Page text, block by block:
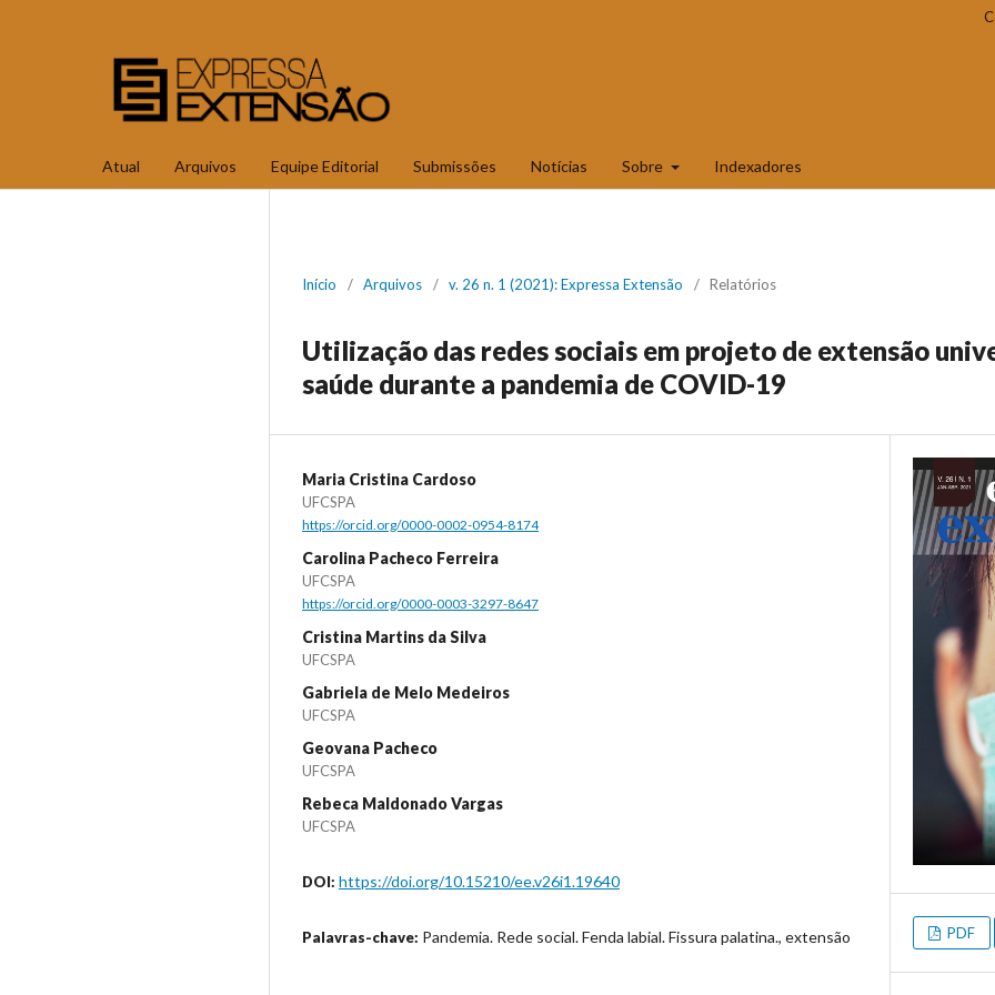
Atual Arquivos Equipe Editorial Submissões Notícias Sobre Indexadores
Início / Arquivos / v. 26 n. 1 (2021): Expressa Extensão / Relatórios
Utilização das redes sociais em projeto de extensão
saúde durante a pandemia de COVID-19
Maria Cristina Cardoso
UFCSPA
https://orcid.org/0000-0002-0954-8174
Carolina Pacheco Ferreira
UFCSPA
https://orcid.org/0000-0003-3297-8647
Cristina Martins da Silva
UFCSPA
Gabriela de Melo Medeiros
UFCSPA
Geovana Pacheco
UFCSPA
Rebeca Maldonado Vargas
UFCSPA
DOI: https://doi.org/10.15210/ee.v26i1.19640
Palavras-chave: Pandemia. Rede social. Fenda labial. Fissura palatina., extensão PDF